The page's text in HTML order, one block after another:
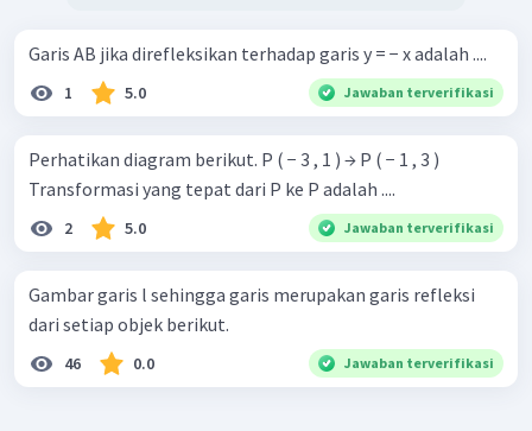
Garis AB jika direfleksikan terhadap garis y = − x adalah ....
1 5.0 Jawaban terverifikasi
Perhatikan diagram berikut. P ( − 3 , 1 ) → P ( − 1 , 3 )
Transformasi yang tepat dari P ke P adalah ....
2 5.0 Jawaban terverifikasi
Gambar garis l sehingga garis merupakan garis refleksi
dari setiap objek berikut.
46 0.0 Jawaban terverifikasi